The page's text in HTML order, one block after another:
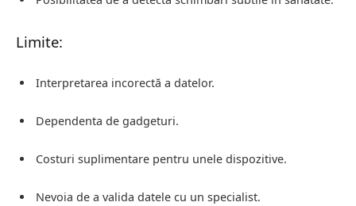
Limite:
Interpretarea incorectă a datelor.
Dependenta de gadgeturi.
Costuri suplimentare pentru unele dispozitive.
Nevoia de a valida datele cu un specialist.